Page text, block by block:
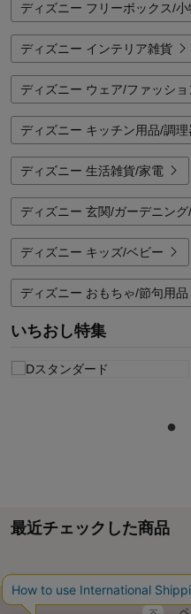
ディズニー フリーボックス/小
ディズニー インテリア雑貨
ディズニー ウェア/ファッシ
ディズニー キッチン用品/調
ディズニー 生活雑貨/家電
ディズニー 玄関/ガーデニン
ディズニー キッズ/ベビー
ディズニー おもちゃ/節句用品
いちおし特集
最近チェックした商品